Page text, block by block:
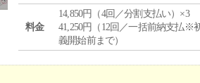
料金
14,850円（4回／分割支払い）×3
41,250円（12回／一括前納支払※
義開始前まで）